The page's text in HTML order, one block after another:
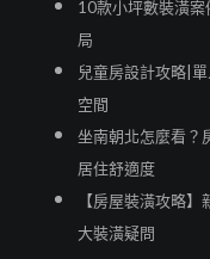
10款小坪數裝潢
局
兒童房設計攻略|
空間
坐南朝北怎麼看？
居住舒適度
【房屋裝潢攻略
大裝潢疑問